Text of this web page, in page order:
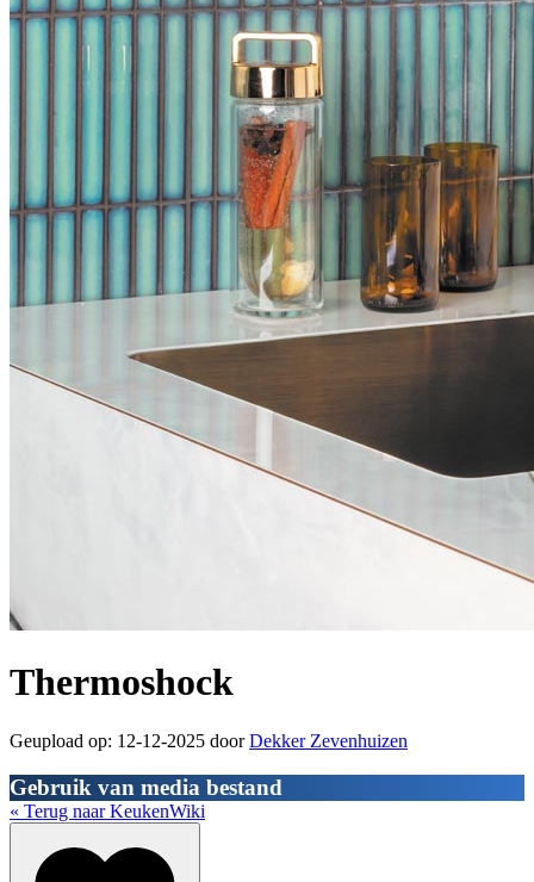
Thermoshock
Geupload op: 12-12-2025 doorDekker Zevenhuizen
Gebruik van media bestand
« Terug naar KeukenWiki